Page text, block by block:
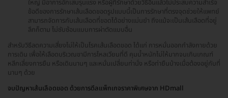
ใหญ่ มีอาการอักเสบรุนแรง หรือผู้ที่รักษาด้วยวิธีอื่นแล้วไม่ประสบความสำเร็จ
ข้อดีของการรักษาเส้นเลือดขอดรูปแบบนี้เป็นการรักษาที่ตรงจุดช่วยให้แพทย์
สามารถจัดการกับเส้นเลือดที่ขอดได้อย่างแม่นยำ ถึงแม้จะเป็นเส้นเลือดที่อยู่
ลึกก็ตาม ไม่ซับซ้อนแบบการผ่าตัดแบบอื่น
สำหรับวิธีลดความเสี่ยงไม่ให้เป็นโรคเส้นเลือดขอด ได้แก่ การหมั่นออกกำลังกายด้วย
การเดิน เพื่อให้เลือดบริเวณขามีการไหลเวียนที่ดี คุมน้ำหนักไม่ให้มากจนเกินเกณฑ์
หลีกเลี่ยงการยืน หรือเดินนานๆ และหมั่นเปลี่ยนท่านั่ง หรือท่ายืนบ้างเมื่อต้องอยู่กับที่
นานๆ ด้วย
จบปัญหาเส้นเลือดขอด ด้วยการดีลแพ็กเกจราคาพิเศษจาก HDmall